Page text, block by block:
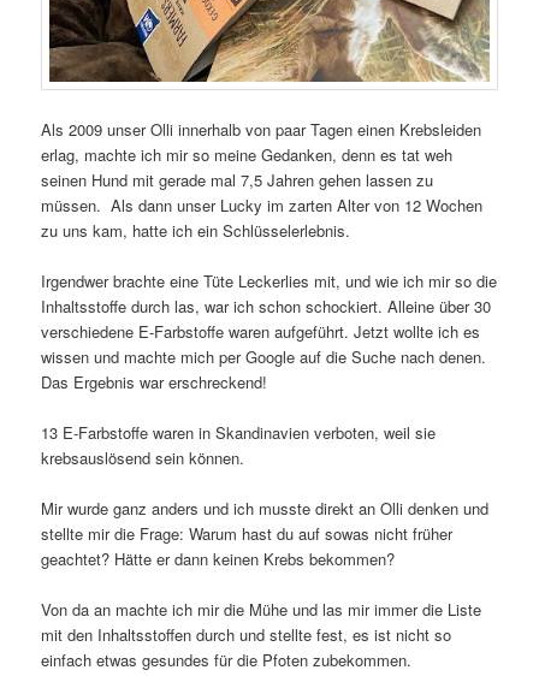
Als 2009 unser Olli innerhalb von paar Tagen einen Krebsleiden
erlag, machte ich mir so meine Gedanken, denn es tat weh
seinen Hund mit gerade mal 7,5 Jahren gehen lassen zu
müssen. Als dann unser Lucky im zarten Alter von 12 Wochen
zu uns kam, hatte ich ein Schlüsselerlebnis.
Irgendwer brachte eine Tüte Leckerlies mit, und wie ich mir so die
Inhaltsstoffe durch las, war ich schon schockiert. Alleine über 30
verschiedene E-Farbstoffe waren aufgeführt. Jetzt wollte ich es
wissen und machte mich per Google auf die Suche nach denen.
Das Ergebnis war erschreckend!
13 E-Farbstoffe waren in Skandinavien verboten, weil sie
krebsauslösend sein können.
Mir wurde ganz anders und ich musste direkt an Olli denken und
stellte mir die Frage: Warum hast du auf sowas nicht früher
geachtet? Hätte er dann keinen Krebs bekommen?
Von da an machte ich mir die Mühe und las mir immer die Liste
mit den Inhaltsstoffen durch und stellte fest, es ist nicht so
einfach etwas gesundes für die Pfoten zubekommen.